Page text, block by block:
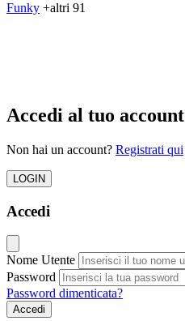
Funky +altri 91
Accedi al tuo account
Non hai un account? Registrati qui
LOGIN
Accedi
Nome Utente
Password
Password dimenticata?
Accedi